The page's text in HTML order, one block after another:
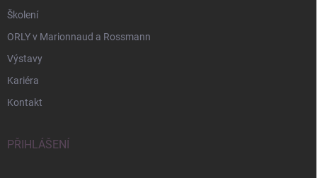
Školení
ORLY v Marionnaud a Rossmann
Výstavy
Kariéra
Kontakt
PŘIHLÁŠENÍ